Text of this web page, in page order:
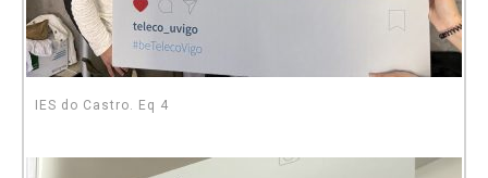
IES do Castro. Eq 4